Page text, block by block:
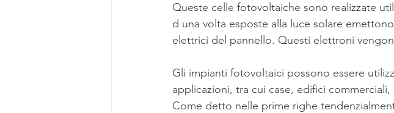
Queste celle fotovoltaiche sono realizzate
d una volta esposte alla luce solare
elettrici del pannello. Questi elettroni
Gli impianti fotovoltaici possono essere
applicazioni, tra cui case, edifici
Come detto nelle prime righe